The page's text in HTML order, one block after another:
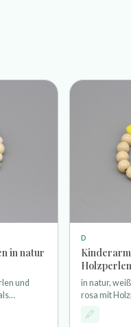
in natur
und
sehr
des
D
in natur,
rosa mit
Motivperlen
elastischem